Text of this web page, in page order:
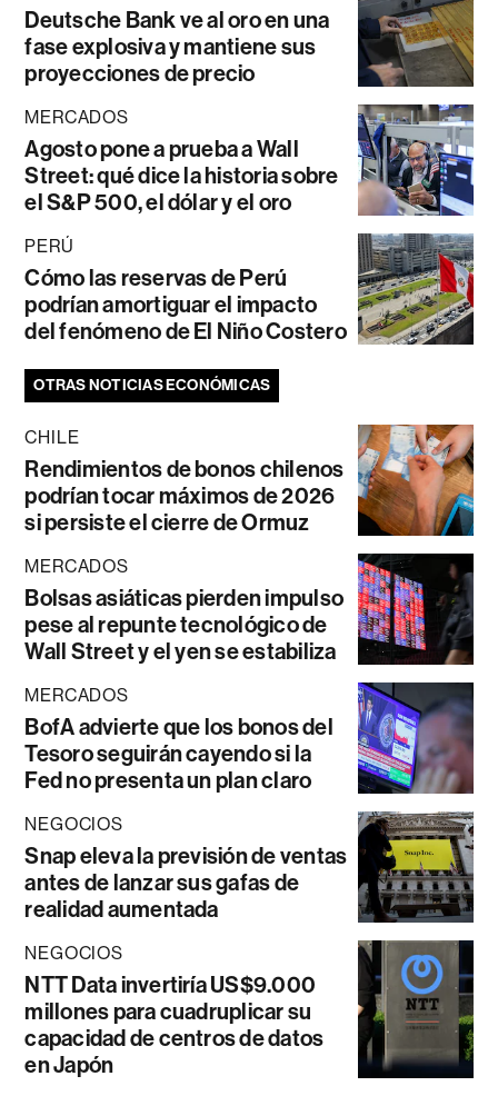
Deutsche Bank ve al oro en una
fase explosiva y mantiene sus
proyecciones de precio
MERCADOS
Agosto pone a prueba a Wall
Street: qué dice la historia sobre
el S&P 500, el dólar y el oro
PERÚ
Cómo las reservas de Perú
podrían amortiguar el impacto
del fenómeno de El Niño Costero
OTRAS NOTICIAS ECONÓMICAS
CHILE
Rendimientos de bonos chilenos
podrían tocar máximos de 2026
si persiste el cierre de Ormuz
MERCADOS
Bolsas asiáticas pierden impulso
pese al repunte tecnológico de
Wall Street y el yen se estabiliza
MERCADOS
BofA advierte que los bonos del
Tesoro seguirán cayendo si la
Fed no presenta un plan claro
NEGOCIOS
Snap eleva la previsión de ventas
antes de lanzar sus gafas de
realidad aumentada
NEGOCIOS
NTT Data invertiría US$9.000
millones para cuadruplicar su
capacidad de centros de datos
en Japón